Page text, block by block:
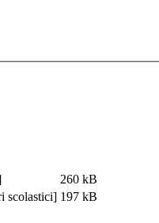
260 kB
scolastici] 197 kB